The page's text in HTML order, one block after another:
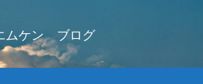
ムケン ブログ